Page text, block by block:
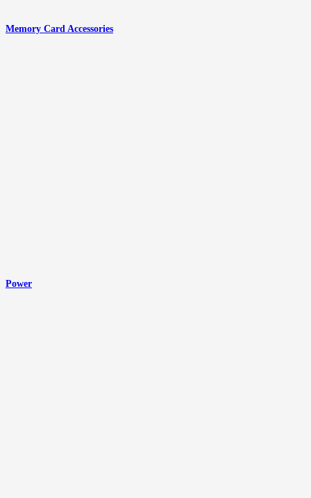
Memory Card Accessories
Power